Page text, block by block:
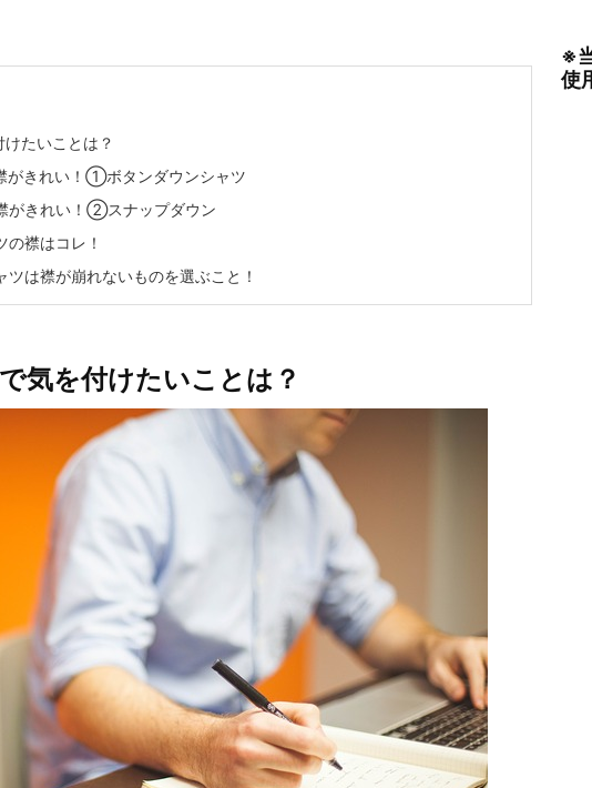
たいことは？
がきれい！①ボタンダウンシャツ
がきれい！②スナップダウン
襟はコレ！
は襟が崩れないものを選ぶこと！
気を付けたいことは？
※
使